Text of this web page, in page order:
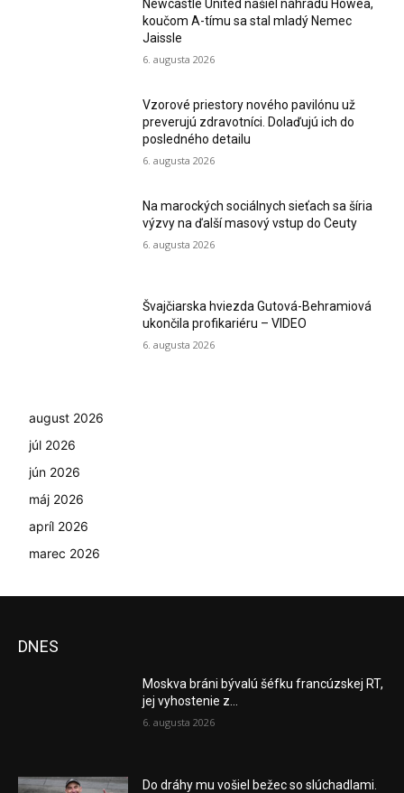
Newcastle United našiel náhradu Howea,
koučom A-tímu sa stal mladý Nemec
Jaissle
6. augusta 2026
Vzorové priestory nového pavilónu už
preverujú zdravotníci. Dolaďujú ich do
posledného detailu
6. augusta 2026
Na marockých sociálnych sieťach sa šíria
výzvy na ďalší masový vstup do Ceuty
6. augusta 2026
Švajčiarska hviezda Gutová-Behramiová
ukončila profikariéru – VIDEO
6. augusta 2026
august 2026
júl 2026
jún 2026
máj 2026
apríl 2026
marec 2026
DNES
Moskva bráni bývalú šéfku francúzskej RT,
jej vyhostenie z...
6. augusta 2026
Do dráhy mu vošiel bežec so slúchadlami.